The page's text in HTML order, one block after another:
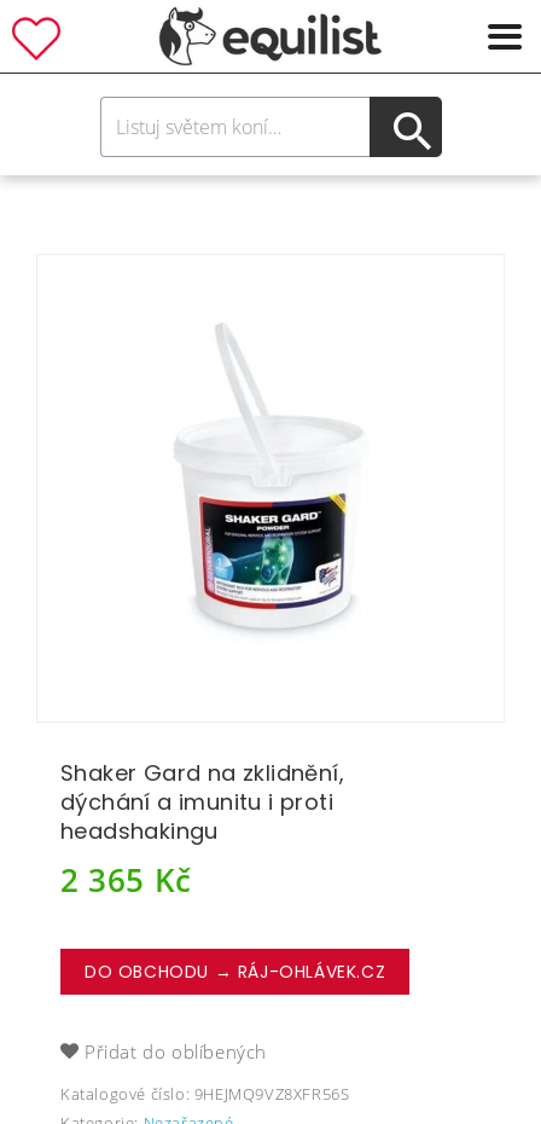
Shaker Gard na zklidnění,
dýchání a imunitu i proti
headshakingu
2 365 Kč
DO OBCHODU → RÁJ-OHLÁVEK.CZ
Přidat do oblíbených
Katalogové číslo: 9HEJMQ9VZ8XFR56S